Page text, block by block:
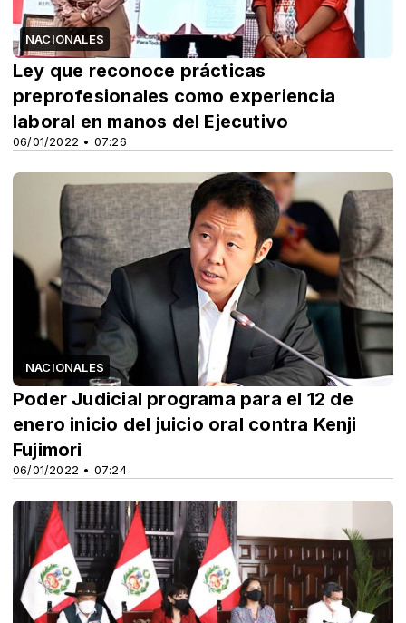
NACIONALES
06/01/2022 • 07:26
Ley que reconoce prácticas
preprofesionales como experiencia
laboral en manos del Ejecutivo
NACIONALES
06/01/2022 • 07:24
Poder Judicial programa para el 12 de
enero inicio del juicio oral contra Kenji
Fujimori